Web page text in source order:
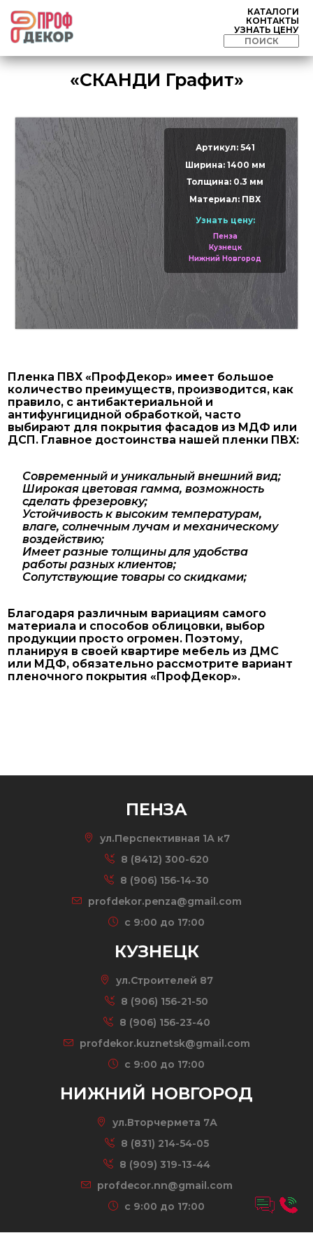
КАТАЛОГИ
КОНТАКТЫ
УЗНАТЬ ЦЕНУ
«СКАНДИ Графит»
Артикул: 541
Ширина: 1400 мм
Толщина: 0.3 мм
Материал: ПВХ
Узнать цену:
Пенза
Кузнецк
Нижний Новгород
Пленка ПВХ «ПрофДекор» имеет большое
количество преимуществ, производится, как
правило, с антибактериальной и
антифунгицидной обработкой, часто
выбирают для покрытия фасадов из МДФ или
ДСП. Главное достоинства нашей пленки ПВХ:
Современный и уникальный внешний вид;
Широкая цветовая гамма, возможность
сделать фрезеровку;
Устойчивость к высоким температурам,
влаге, солнечным лучам и механическому
воздействию;
Имеет разные толщины для удобства
работы разных клиентов;
Сопутствующие товары со скидками;
Благодаря различным вариациям самого
материала и способов облицовки, выбор
продукции просто огромен. Поэтому,
планируя в своей квартире мебель из ДМС
или МДФ, обязательно рассмотрите вариант
пленочного покрытия «ПрофДекор».
ПЕНЗА
ул.Перспективная 1А к7
8 (8412) 300-620
8 (906) 156-14-30
profdekor.penza@gmail.com
c 9:00 до 17:00
КУЗНЕЦК
ул.Строителей 87
8 (906) 156-21-50
8 (906) 156-23-40
profdekor.kuznetsk@gmail.com
c 9:00 до 17:00
НИЖНИЙ НОВГОРОД
ул.Вторчермета 7А
8 (831) 214-54-05
8 (909) 319-13-44
profdecor.nn@gmail.com
c 9:00 до 17:00